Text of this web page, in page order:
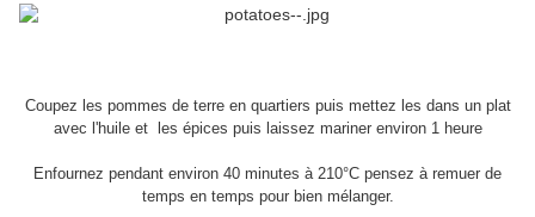
Coupez les pommes de terre en quartiers puis mettez les dans un plat
avec l'huile et les épices puis laissez mariner environ 1 heure
Enfournez pendant environ 40 minutes à 210°C pensez à remuer de
temps en temps pour bien mélanger.